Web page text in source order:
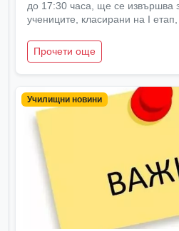
до 17:30 часа, ще се извършва
учениците, класирани на I
класПрочети още
Училищни новини